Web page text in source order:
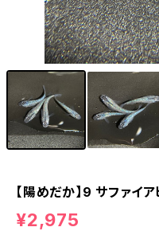
【陽めだか】9 サファイ
¥2,975